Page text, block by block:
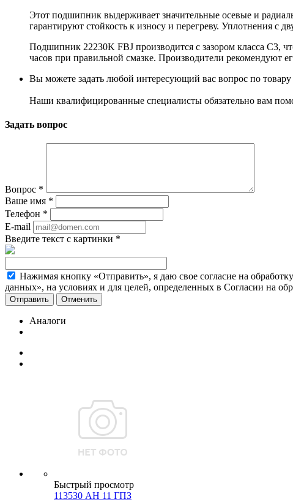
Этот подшипник выдерживает значительные осевые и
гарантируют стойкость к износу и перегреву. Уплотнения с
Подшипник 22230K FBJ производится с зазором класса C3,
часов при правильной смазке. Производители рекомендуют
Вы можете задать любой интересующий вас вопрос по товару
Наши квалифицированные специалисты обязательно вам
Задать вопрос
Вопрос *
Ваше имя *
Телефон *
E-mail
Введите текст с картинки *
Нажимая кнопку «Отправить», я даю свое согласие на
данных», на условиях и для целей, определенных в Согласии на
Отменить
Аналоги
Быстрый просмотр
113530 АН 11 ГПЗ